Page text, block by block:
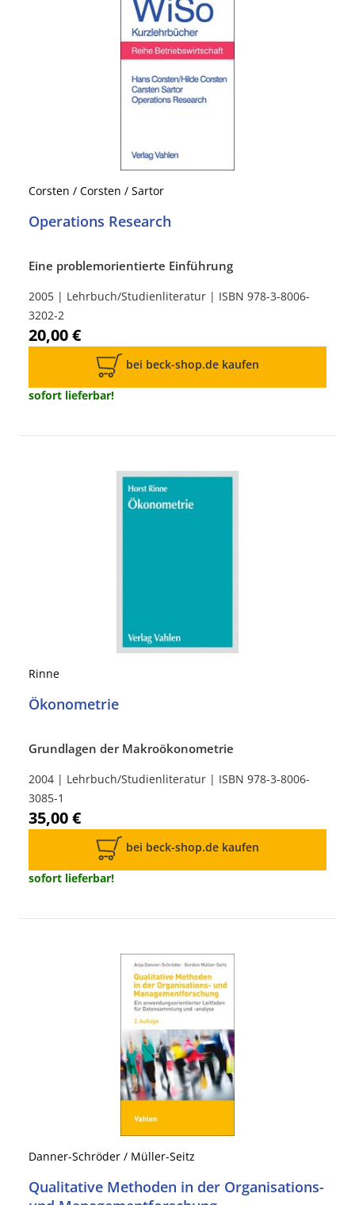
Corsten / Corsten / Sartor
Operations Research
Eine problemorientierte Einführung
2005 | Lehrbuch/Studienliteratur | ISBN 978-3-8006-
3202-2
20,00 €
bei beck-shop.de kaufen
sofort lieferbar!
Rinne
Ökonometrie
Grundlagen der Makroökonometrie
2004 | Lehrbuch/Studienliteratur | ISBN 978-3-8006-
3085-1
35,00 €
bei beck-shop.de kaufen
sofort lieferbar!
Danner-Schröder / Müller-Seitz
Qualitative Methoden in der Organisations-